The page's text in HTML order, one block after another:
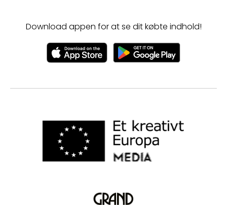
Download appen for at se dit købte indhold!